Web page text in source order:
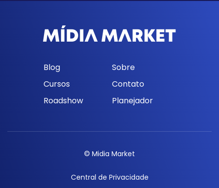
Blog
Sobre
Cursos
Contato
Roadshow
Planejador
© Midia Market
Central de Privacidade